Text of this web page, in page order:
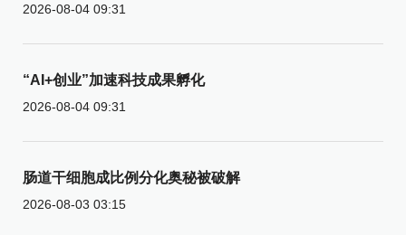
2026-08-04 09:31
“AI+创业”加速科技成果孵化
2026-08-04 09:31
肠道干细胞成比例分化奥秘被破解
2026-08-03 03:15